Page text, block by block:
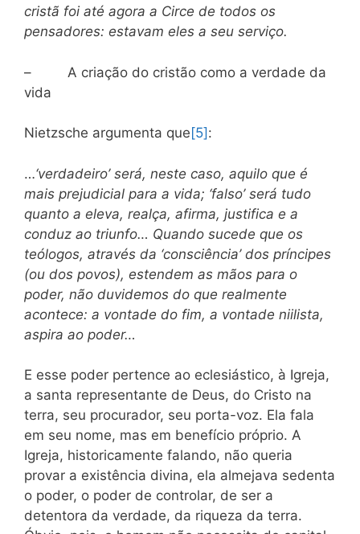
cristã foi até agora a Circe de todos os
pensadores: estavam eles a seu serviço.
– A criação do cristão como a verdade da
vida
Nietzsche argumenta que [5] :
…‘verdadeiro’ será, neste caso, aquilo que é
mais prejudicial para a vida; ‘falso’ será tudo
quanto a eleva, realça, afirma, justifica e a
conduz ao triunfo… Quando sucede que os
teólogos, através da ‘consciência’ dos príncipes
(ou dos povos), estendem as mãos para o
poder, não duvidemos do que realmente
acontece: a vontade do fim, a vontade niilista,
aspira ao poder…
E esse poder pertence ao eclesiástico, à Igreja,
a santa representante de Deus, do Cristo na
terra, seu procurador, seu porta-voz. Ela fala
em seu nome, mas em benefício próprio. A
Igreja, historicamente falando, não queria
provar a existência divina, ela almejava sedenta
o poder, o poder de controlar, de ser a
detentora da verdade, da riqueza da terra.